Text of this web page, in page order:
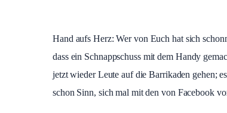
Hand aufs Herz: Wer von Euch hat sich
dass ein Schnappschuss mit dem Handy
jetzt wieder Leute auf die Barrikaden gehen;
schon Sinn, sich mal mit den von Facebook